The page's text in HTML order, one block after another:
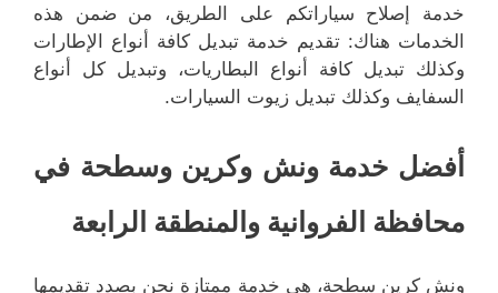
خدمة إصلاح سياراتكم على الطريق، من ضمن هذه
الخدمات هناك: تقديم خدمة تبديل كافة أنواع الإطارات
وكذلك تبديل كافة أنواع البطاريات، وتبديل كل أنواع
السفايف وكذلك تبديل زيوت السيارات.
أفضل خدمة ونش وكرين وسطحة في
محافظة الفروانية والمنطقة الرابعة
ونش كرين سطحة، هي خدمة ممتازة نحن بصدد تقديمها